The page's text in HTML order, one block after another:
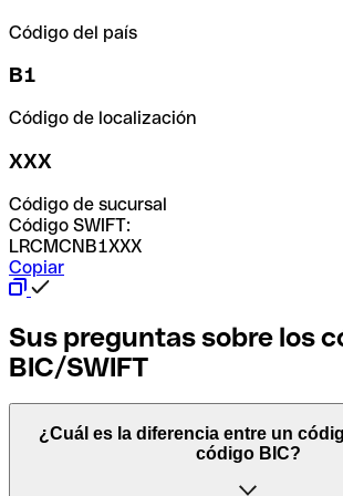
Código del país
B1
Código de localización
XXX
Código de sucursal
Código SWIFT:
LRCMCNB1XXX
Copiar
Sus preguntas sobre los
BIC/SWIFT
¿Cuál es la diferencia entre un
código BIC?